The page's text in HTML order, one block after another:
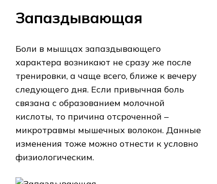
Запаздывающая
Боли в мышцах запаздывающего
характера возникают не сразу же после
тренировки, а чаще всего, ближе к вечеру
следующего дня. Если привычная боль
связана с образованием молочной
кислоты, то причина отсроченной –
микротравмы мышечных волокон. Данные
изменения тоже можно отнести к условно
физиологическим.